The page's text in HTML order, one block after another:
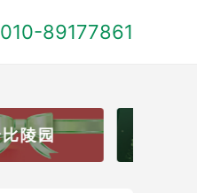
010-89177861
北京生态葬